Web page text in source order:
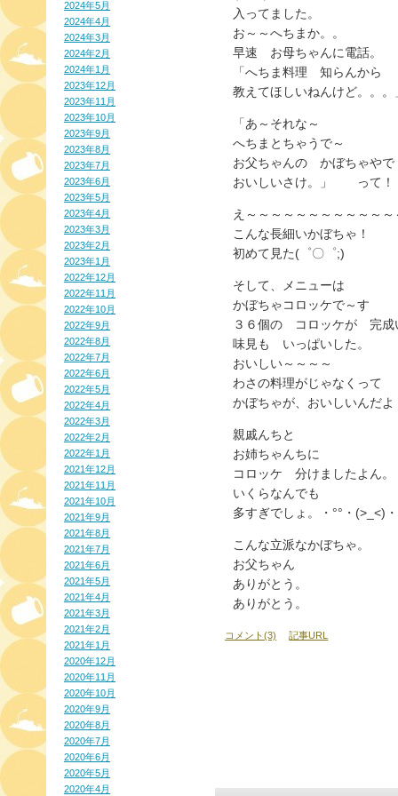
2024年5月
2024年4月
2024年3月
2024年2月
2024年1月
2023年12月
2023年11月
2023年10月
2023年9月
2023年8月
2023年7月
2023年6月
2023年5月
2023年4月
2023年3月
2023年2月
2023年1月
2022年12月
2022年11月
2022年10月
2022年9月
2022年8月
2022年7月
2022年6月
2022年5月
2022年4月
2022年3月
2022年2月
2022年1月
2021年12月
2021年11月
2021年10月
2021年9月
2021年8月
2021年7月
2021年6月
2021年5月
2021年4月
2021年3月
2021年2月
2021年1月
2020年12月
2020年11月
2020年10月
2020年9月
2020年8月
2020年7月
2020年6月
2020年5月
2020年4月
入ってました。
お～～へちまか。。
早速 お母ちゃんに電話。
「へちま料理 知らんから
教えてほしいねんけど。。。
「あ～それな～
へちまとちゃうで～
お父ちゃんの かぼちゃやで
おいしいさけ。」 って
え～～～～～～～～～～～～
こんな長細いかぼちゃ！
初めて見た(゜〇゜;)
そして、メニューは
かぼちゃコロッケで～す
３６個の コロッケが 完成
味見も いっぱいした。
おいしい～～～～
わさの料理がじゃなくって
かぼちゃが、おいしいんだよ
親戚んちと
お姉ちゃんちに
コロッケ 分けましたよん。
いくらなんでも
多すぎでしょ。・°°・(>_<)・
こんな立派なかぼちゃ。
お父ちゃん
ありがとう。
ありがとう。
コメント(3) 記事URL